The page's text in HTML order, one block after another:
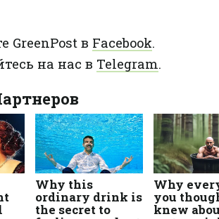
GreenPost в Facebook.
на нас в Telegram.